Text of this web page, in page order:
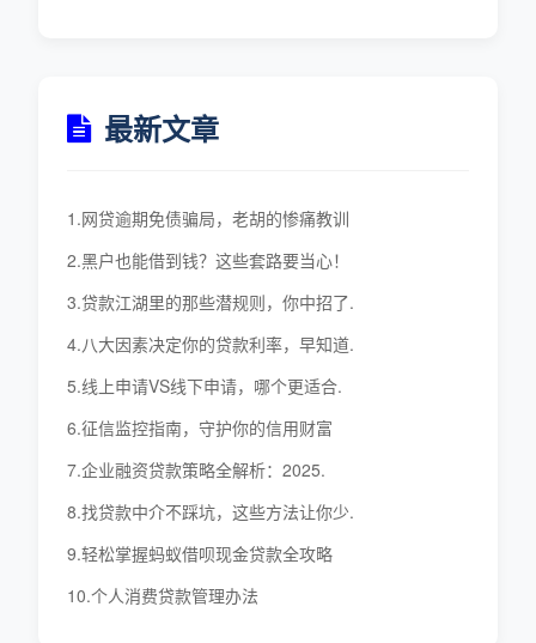
最新文章
1.网贷逾期免债骗局，老胡的惨痛教训
2.黑户也能借到钱？这些套路要当心！
3.贷款江湖里的那些潜规则，你中招了.
4.八大因素决定你的贷款利率，早知道.
5.线上申请VS线下申请，哪个更适合.
6.征信监控指南，守护你的信用财富
7.企业融资贷款策略全解析：2025.
8.找贷款中介不踩坑，这些方法让你少.
9.轻松掌握蚂蚁借呗现金贷款全攻略
10.个人消费贷款管理办法